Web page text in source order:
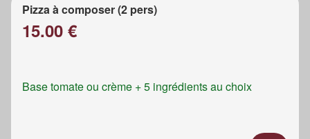
Pizza à composer (2 pers)
15.00 €
Base tomate ou crème + 5 ingrédients au choix